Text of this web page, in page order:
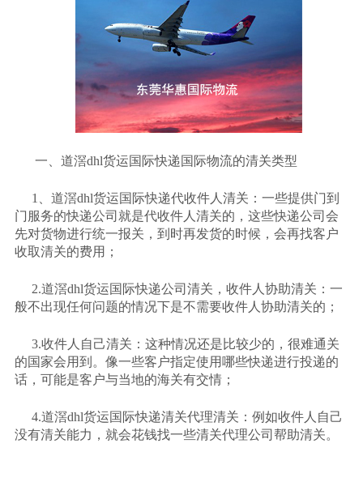
一、道滘dhl货运国际快递国际物流的清关类型
1、道滘dhl货运国际快递代收件人清关：一些提供门到
门服务的快递公司就是代收件人清关的，这些快递公司会
先对货物进行统一报关，到时再发货的时候，会再找客户
收取清关的费用；
2.道滘dhl货运国际快递公司清关，收件人协助清关：一
般不出现任何问题的情况下是不需要收件人协助清关的；
3.收件人自己清关：这种情况还是比较少的，很难通关
的国家会用到。像一些客户指定使用哪些快递进行投递的
话，可能是客户与当地的海关有交情；
4.道滘dhl货运国际快递清关代理清关：例如收件人自己
没有清关能力，就会花钱找一些清关代理公司帮助清关。